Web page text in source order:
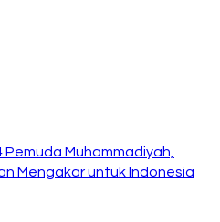
Muhammadiyah,
Mengakar untuk Indonesia